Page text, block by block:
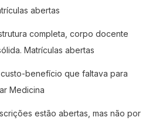
abertas
completa, corpo docente
Matrículas abertas
benefício que faltava para
Medicina
estão abertas, mas não por